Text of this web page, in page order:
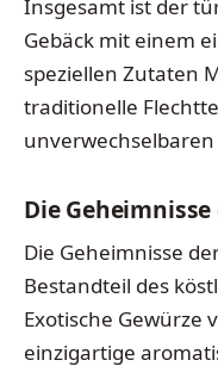
Insgesamt ist der
Gebäck mit einem
speziellen Zutaten
traditionelle
unverwechselbaren
Die
Die Geheimnisse
Bestandteil des
Exotische Gewürze
einzigartige